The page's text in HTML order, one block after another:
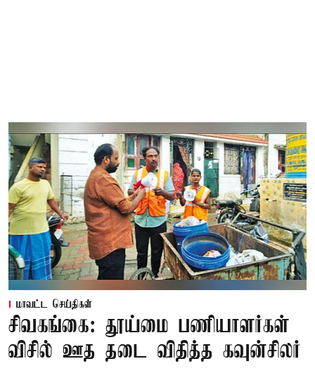
மாவட்ட செய்திகள்
சிவகங்கை: தூய்மை பணியாளர்கள்
விசில் ஊத தடை விதித்த கவுன்சிலர்